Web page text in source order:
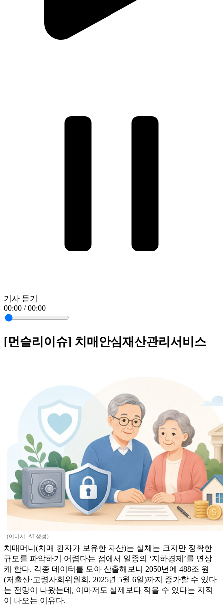
기사 듣기
00:00 / 00:00
[먼슬리이슈] 치매안심재산관리서비스
(이미지=AI 생성)
치매머니(치매 환자가 보유한 자산)는 실체는 크지만 정확한
규모를 파악하기 어렵다는 점에서 일종의 ‘지하경제’를 연상
케 한다. 각종 데이터를 모아 산출해보니 2050년에 488조 원
(저출산·고령사회위원회, 2025년 5월 6일)까지 증가할 수 있다
는 전망이 나왔는데, 이마저도 실제보다 적을 수 있다는 지적
이 나오는 이유다.